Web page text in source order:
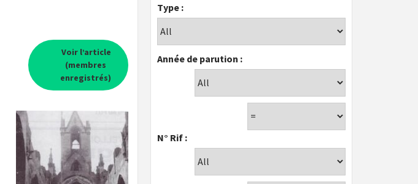
Voir l’article
(membres
enregistrés)
Type :
Année de parution :
N° Rif :